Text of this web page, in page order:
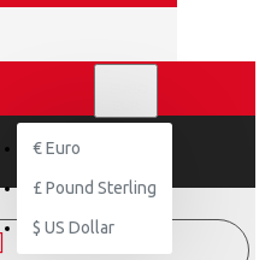
€ Euro
£ Pound Sterling
$ US Dollar